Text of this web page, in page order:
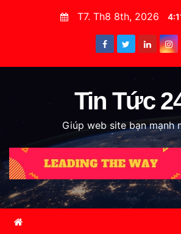
t
e
n
t
T7. Th8 8th, 2026
Tin Tức
Giúp web site bạn mạnh